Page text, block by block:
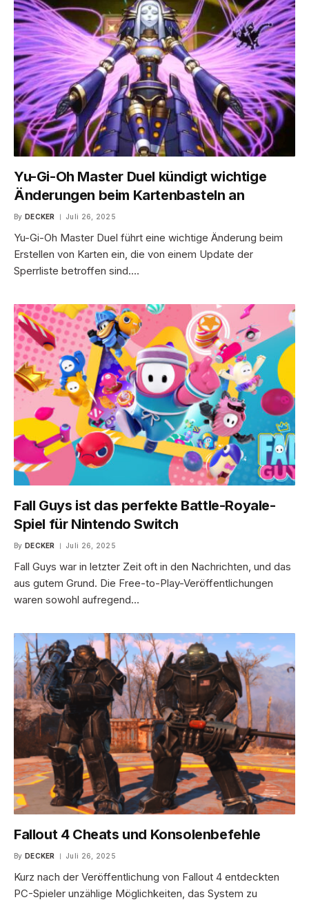
Yu-Gi-Oh Master Duel kündigt wichtige
Änderungen beim Kartenbasteln an
By DECKER Juli 26, 2025
Yu-Gi-Oh Master Duel führt eine wichtige Änderung beim
Erstellen von Karten ein, die von einem Update der
Sperrliste betroffen sind.…
Fall Guys ist das perfekte Battle-Royale-
Spiel für Nintendo Switch
By DECKER Juli 26, 2025
Fall Guys war in letzter Zeit oft in den Nachrichten, und das
aus gutem Grund. Die Free-to-Play-Veröffentlichungen
waren sowohl aufregend…
Fallout 4 Cheats und Konsolenbefehle
By DECKER Juli 26, 2025
Kurz nach der Veröffentlichung von Fallout 4 entdeckten
PC-Spieler unzählige Möglichkeiten, das System zu